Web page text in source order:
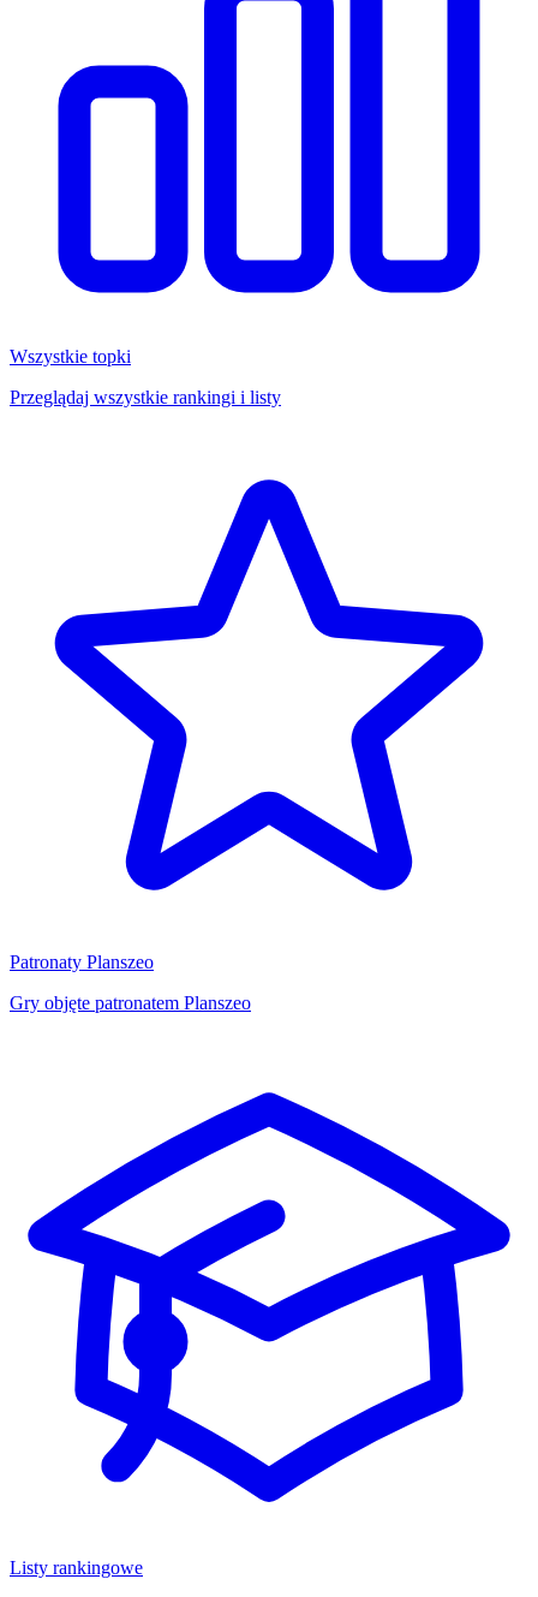
Wszystkie topki
Przeglądaj wszystkie rankingi i listy
Patronaty Planszeo
Gry objęte patronatem Planszeo
Listy rankingowe